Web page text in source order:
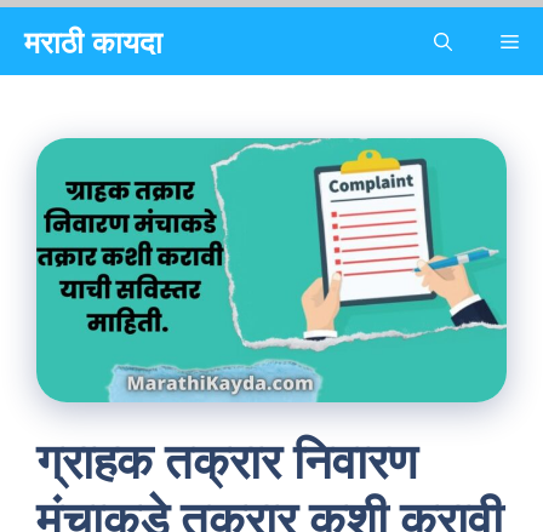
content
मराठी कायदा
ग्राहक तक्रार निवारण
मंचाकडे तक्रार कशी करावी